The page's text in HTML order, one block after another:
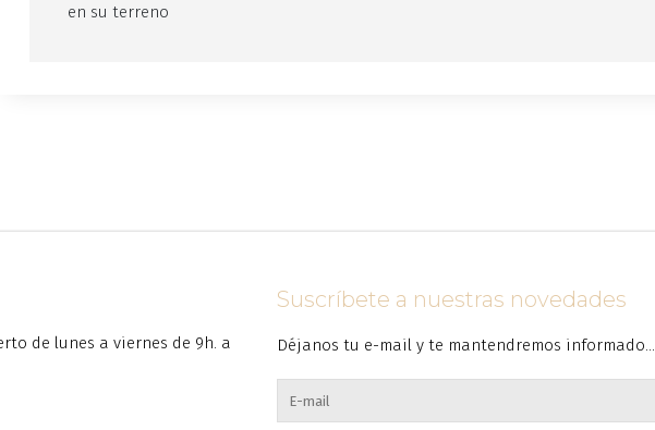
en su terreno
de lunes a viernes de 9h. a
Suscríbete a nuestras novedades
Déjanos tu e-mail y te mantendremos informado...